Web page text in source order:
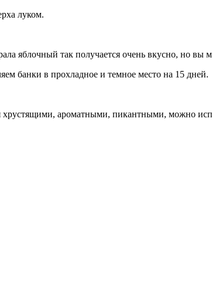
луком.
яблочный так получается очень вкусно, но
банки в прохладное и темное место на 15 дней.
ароматными, пикантными, можно